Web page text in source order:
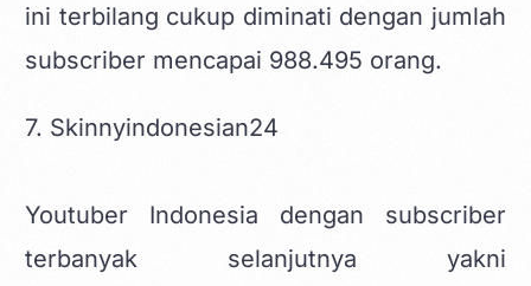
ini terbilang cukup diminati dengan jumlah
subscriber mencapai 988.495 orang.
7. Skinnyindonesian24
Youtuber Indonesia dengan subscriber
terbanyak selanjutnya yakni